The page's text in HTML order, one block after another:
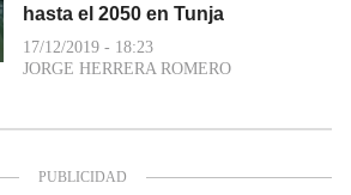
hasta el 2050 en Tunja
17/12/2019 - 18:23
JORGE HERRERA ROMERO